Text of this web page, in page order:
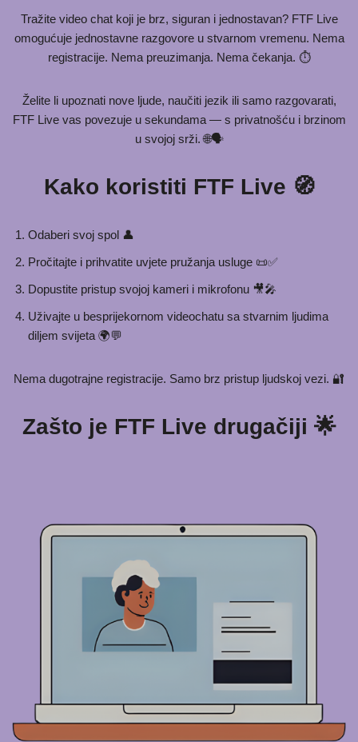
Tražite video chat koji je brz, siguran i jednostavan? FTF Live
omogućuje jednostavne razgovore u stvarnom vremenu. Nema
registracije. Nema preuzimanja. Nema čekanja. ⏱️
Želite li upoznati nove ljude, naučiti jezik ili samo razgovarati,
FTF Live vas povezuje u sekundama — s privatnošću i brzinom
u svojoj srži. 🌐🗣️
Kako koristiti FTF Live 🧭
Odaberi svoj spol 👤
Pročitajte i prihvatite uvjete pružanja usluge 📜✅
Dopustite pristup svojoj kameri i mikrofonu 🎥🎤
Uživajte u besprijekornom videochatu sa stvarnim ljudima
diljem svijeta 🌍💬
Nema dugotrajne registracije. Samo brz pristup ljudskoj vezi. 🔐
Zašto je FTF Live drugačiji 🌟